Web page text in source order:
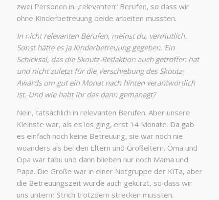
zwei Personen in „relevanten“ Berufen, so dass wir
ohne Kinderbetreuung beide arbeiten mussten.
In nicht relevanten Berufen, meinst du, vermutlich.
Sonst hätte es ja Kinderbetreuung gegeben. Ein
Schicksal, das die Skoutz-Redaktion auch getroffen hat
und nicht zuletzt für die Verschiebung des Skoutz-
Awards um gut ein Monat nach hinten verantwortlich
ist. Und wie habt ihr das dann gemanagt?
Nein, tatsächlich in relevanten Berufen. Aber unsere
Kleinste war, als es los ging, erst 14 Monate. Da gab
es einfach noch keine Betreuung, sie war noch nie
woanders als bei den Eltern und Großeltern. Oma und
Opa war tabu und dann blieben nur noch Mama und
Papa. Die Große war in einer Notgruppe der KiTa, aber
die Betreuungszeit wurde auch gekürzt, so dass wir
uns unterm Strich trotzdem strecken mussten.